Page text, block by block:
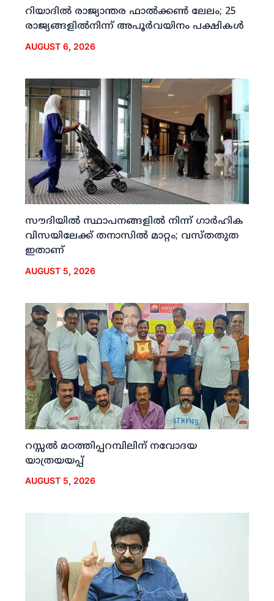
റിയാദില്‍ രാജ്യാന്തര ഫാല്‍ക്കണ്‍ ലേലം; 25
രാജ്യങ്ങളില്‍നിന്ന് അപൂര്‍വയിനം പക്ഷികള്‍
AUGUST 6, 2026
സൗദിയില്‍ സ്ഥാപനങ്ങളില്‍ നിന്ന് ഗാര്‍ഹിക
വിസയിലേക്ക് തനാസില്‍ മാറ്റം; വസ്തതുത
ഇതാണ്
AUGUST 5, 2026
റസ്സല്‍ മഠത്തിപ്പറമ്പിലിന് നവോദയ
യാത്രയയപ്പ്
AUGUST 5, 2026